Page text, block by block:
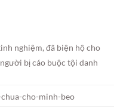
nghiệm, đã biện hộ cho
bị cáo buộc tội danh